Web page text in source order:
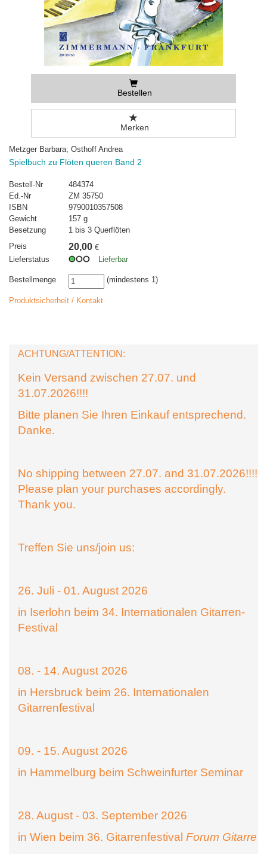
Bestellen
Merken
Metzger Barbara; Osthoff Andrea
Spielbuch zu Flöten queren Band 2
Bestell-Nr
484374
Ed.-Nr
ZM 35750
ISBN
9790010357508
Gewicht
157 g
Besetzung
1 bis 3 Querflöten
Preis
20,00 €
Lieferstatus
Lieferbar
Bestellmenge (mindestens 1)
Produktsicherheit / Kontakt
ACHTUNG/ATTENTION:
Kein Versand zwischen 27.07. und
31.07.2026!!!!
Bitte planen Sie Ihren Einkauf entsprechend.
Danke.
No shipping between 27.07. and 31.07.2026!!!!
Please plan your purchases accordingly.
Thank you.
Treffen Sie uns/join us:
26. Juli - 01. August 2026
in Iserlohn beim 34. Internationalen Gitarren-
Festival
08. - 14. August 2026
in Hersbruck beim 26. Internationalen
Gitarrenfestival
09. - 15. August 2026
in Hammelburg beim Schweinfurter Seminar
28. August - 03. September 2026
in Wien beim 36. Gitarrenfestival Forum Gitarre